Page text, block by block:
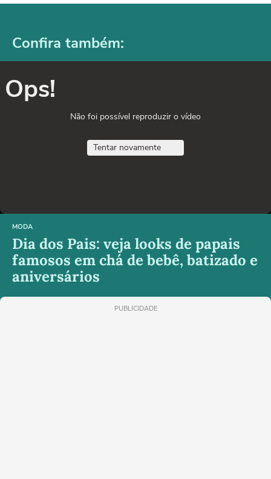
Confira também:
Ops!
Não foi possível reproduzir o vídeo
Tentar novamente
MODA
Dia dos Pais: veja looks de papais
famosos em chá de bebê, batizado e
aniversários
PUBLICIDADE